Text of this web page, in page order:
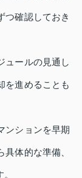
つ確認しておき
ュールの見通し
を進めることも
ンションを早期
体的な準備、